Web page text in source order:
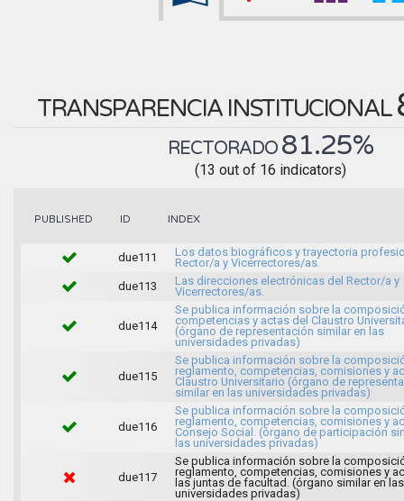
TRANSPARENCIA INSTITUCIONAL
RECTORADO 81.25%
(13 out of 16 indicators)
PUBLISHED ID INDEX
due111
Los datos biográficos y trayectoria
Rector/a y Vicerrectores/as.
due113
Las direcciones electrónicas del Rector/a y
Vicerrectores/as.
due114
Se publica información sobre la
competencias y actas del Claustro
(órgano de representación similar en las
universidades privadas)
due115
Se publica información sobre la
reglamento, competencias, comisiones y
Claustro Universitario (órgano de
similar en las universidades privadas)
due116
Se publica información sobre la
reglamento, competencias, comisiones y
Consejo Social. (órgano de participación
las universidades privadas)
due117
Se publica información sobre la
reglamento, competencias, comisiones y
las juntas de facultad. (órgano similar en las
universidades privadas)